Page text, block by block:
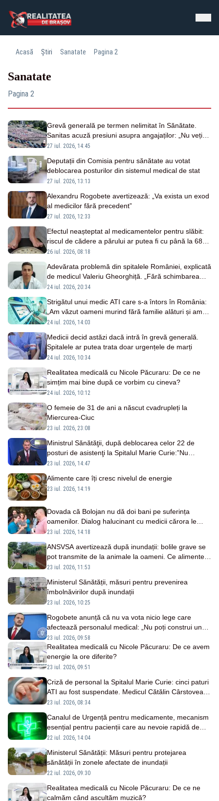
Acasă Știri Sanatate Pagina 2
Sanatate
Pagina 2
Grevă generală pe termen nelimitat în Sănătate.
Sanitas acuză presiuni asupra angajaților: „Nu veți
opri greva prin intimidare”
27 iul. 2026, 14:45
Deputații din Comisia pentru sănătate au votat
deblocarea posturilor din sistemul medical de stat
27 iul. 2026, 13:13
Alexandru Rogobete avertizează: „Va exista un exod
al medicilor fără precedent”
27 iul. 2026, 12:33
Efectul neașteptat al medicamentelor pentru slăbit:
riscul de cădere a părului ar putea fi cu până la 68%
mai mare
26 iul. 2026, 08:18
Adevărata problemă din spitalele României, explicată
de medicul Valeriu Gheorghiță. „Fără schimbarea
modului de funcționare, riscăm doar să finanțăm mai
24 iul. 2026, 20:34
Strigătul unui medic ATI care s-a întors în România:
„Am văzut oameni murind fără familie alături și am
fost noi cei care le-am ținut mâna”
24 iul. 2026, 14:03
Medicii decid astăzi dacă intră în grevă generală.
Spitalele ar putea trata doar urgențele de marți
24 iul. 2026, 10:34
Realitatea medicală cu Nicole Păcuraru: De ce ne
simțim mai bine după ce vorbim cu cineva?
24 iul. 2026, 10:12
O femeie de 31 de ani a născut cvadrupleți la
Miercurea-Ciuc
23 iul. 2026, 23:08
Ministrul Sănătăţii, după deblocarea celor 22 de
posturi de asistenţi la Spitalul Marie Curie:”Nu
rezolvă problema majoră cu care se confruntă
23 iul. 2026, 14:47
Alimente care îți cresc nivelul de energie
23 iul. 2026, 14:19
Dovada că Bolojan nu dă doi bani pe suferința
oamenilor. Dialog halucinant cu medicii cărora le
tăiase veniturile, ca primar, în 2018 – VIDEO
23 iul. 2026, 14:18
ANSVSA avertizează după inundații: bolile grave se
pot transmite de la animale la oameni. Ce alimente și
surse de apă trebuie evitate
23 iul. 2026, 11:53
Ministerul Sănătății, măsuri pentru prevenirea
îmbolnăvirilor după inundații
23 iul. 2026, 10:25
Rogobete anunță că nu va vota nicio lege care
afectează personalul medical: „Nu poți construi un
sistem mai puternic lovindu-i pe cei care îl țin în
viață”
23 iul. 2026, 09:58
Realitatea medicală cu Nicole Păcuraru: De ce avem
energie la ore diferite?
23 iul. 2026, 09:51
Criză de personal la Spitalul Marie Curie: cinci paturi
ATI au fost suspendate. Medicul Cătălin Cârstoveanu
avertizează: „Expunem la risc” pacienții
23 iul. 2026, 08:34
Canalul de Urgență pentru medicamente, mecanism
esențial pentru pacienții care au nevoie rapidă de
tratament
22 iul. 2026, 14:04
Ministerul Sănătății: Măsuri pentru protejarea
sănătății în zonele afectate de inundații
22 iul. 2026, 09:30
Realitatea medicală cu Nicole Păcuraru: De ce ne
calmăm când ascultăm muzică?